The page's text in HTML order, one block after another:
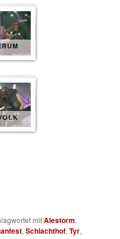
mitAlestorm,
,Schlachthof,Tyr,